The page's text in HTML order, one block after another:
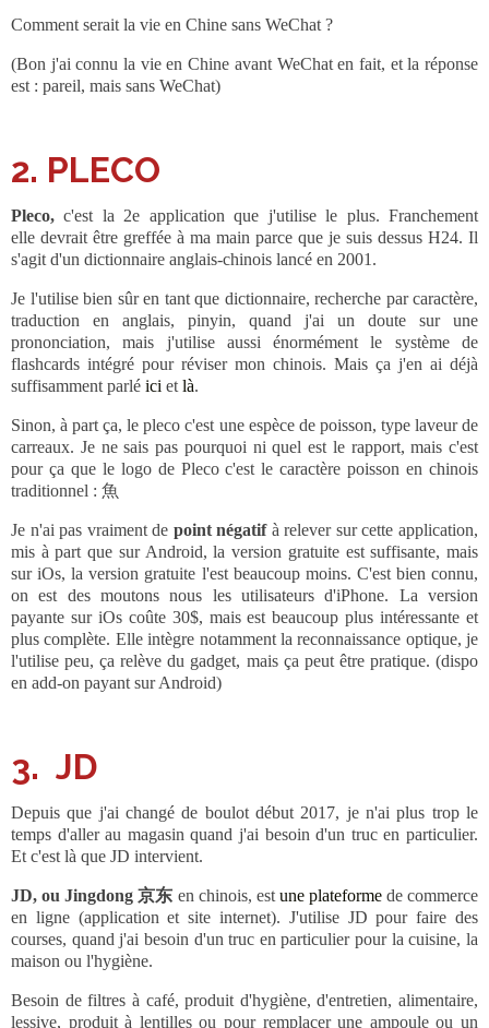
Comment serait la vie en Chine sans WeChat ?
(Bon j'ai connu la vie en Chine avant WeChat en fait, et la réponse
est : pareil, mais sans WeChat)
2. PLECO
Pleco, c'est la 2e application que j'utilise le plus. Franchement
elle devrait être greffée à ma main parce que je suis dessus H24. Il
s'agit d'un dictionnaire anglais-chinois lancé en 2001.
Je l'utilise bien sûr en tant que dictionnaire, recherche par caractère,
traduction en anglais, pinyin, quand j'ai un doute sur une
prononciation, mais j'utilise aussi énormément le système de
flashcards intégré pour réviser mon chinois. Mais ça j'en ai déjà
suffisamment parlé ici et là.
Sinon, à part ça, le pleco c'est une espèce de poisson, type laveur de
carreaux. Je ne sais pas pourquoi ni quel est le rapport, mais c'est
pour ça que le logo de Pleco c'est le caractère poisson en chinois
traditionnel : 魚
Je n'ai pas vraiment de point négatifà relever sur cette application,
mis à part que sur Android, la version gratuite est suffisante, mais
sur iOs, la version gratuite l'est beaucoup moins. C'est bien connu,
on est des moutons nous les utilisateurs d'iPhone. La version
payante sur iOs coûte 30$, mais est beaucoup plus intéressante et
plus complète. Elle intègre notamment la reconnaissance optique, je
l'utilise peu, ça relève du gadget, mais ça peut être pratique. (dispo
en add-on payant sur Android)
3. JD
Depuis que j'ai changé de boulot début 2017, je n'ai plus trop le
temps d'aller au magasin quand j'ai besoin d'un truc en particulier.
Et c'est là que JD intervient.
JD, ou Jingdong 京东 en chinois, est une plateformede commerce
en ligne (application et site internet). J'utilise JD pour faire des
courses, quand j'ai besoin d'un truc en particulier pour la cuisine, la
maison ou l'hygiène.
Besoin de filtres à café, produit d'hygiène, d'entretien, alimentaire,
lessive, produit à lentilles ou pour remplacer une ampoule ou un